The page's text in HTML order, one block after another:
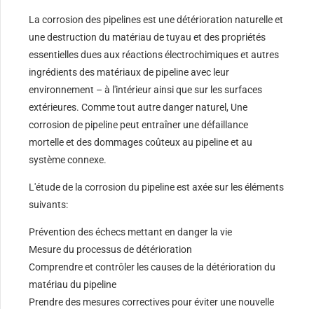
La corrosion des pipelines est une détérioration naturelle et
une destruction du matériau de tuyau et des propriétés
essentielles dues aux réactions électrochimiques et autres
ingrédients des matériaux de pipeline avec leur
environnement – à l'intérieur ainsi que sur les surfaces
extérieures. Comme tout autre danger naturel, Une
corrosion de pipeline peut entraîner une défaillance
mortelle et des dommages coûteux au pipeline et au
système connexe.
L'étude de la corrosion du pipeline est axée sur les éléments
suivants:
Prévention des échecs mettant en danger la vie
Mesure du processus de détérioration
Comprendre et contrôler les causes de la détérioration du
matériau du pipeline
Prendre des mesures correctives pour éviter une nouvelle